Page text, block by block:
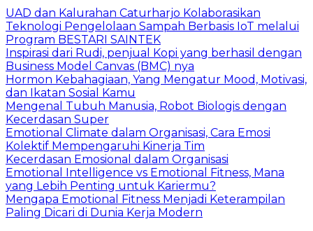
UAD dan Kalurahan Caturharjo Kolaborasikan
Teknologi Pengelolaan Sampah Berbasis IoT melalui
Program BESTARI SAINTEK
Inspirasi dari Rudi, penjual Kopi yang berhasil dengan
Business Model Canvas (BMC) nya
Hormon Kebahagiaan, Yang Mengatur Mood, Motivasi,
dan Ikatan Sosial Kamu
Mengenal Tubuh Manusia, Robot Biologis dengan
Kecerdasan Super
Emotional Climate dalam Organisasi, Cara Emosi
Kolektif Mempengaruhi Kinerja Tim
Kecerdasan Emosional dalam Organisasi
Emotional Intelligence vs Emotional Fitness, Mana
yang Lebih Penting untuk Kariermu?
Mengapa Emotional Fitness Menjadi Keterampilan
Paling Dicari di Dunia Kerja Modern